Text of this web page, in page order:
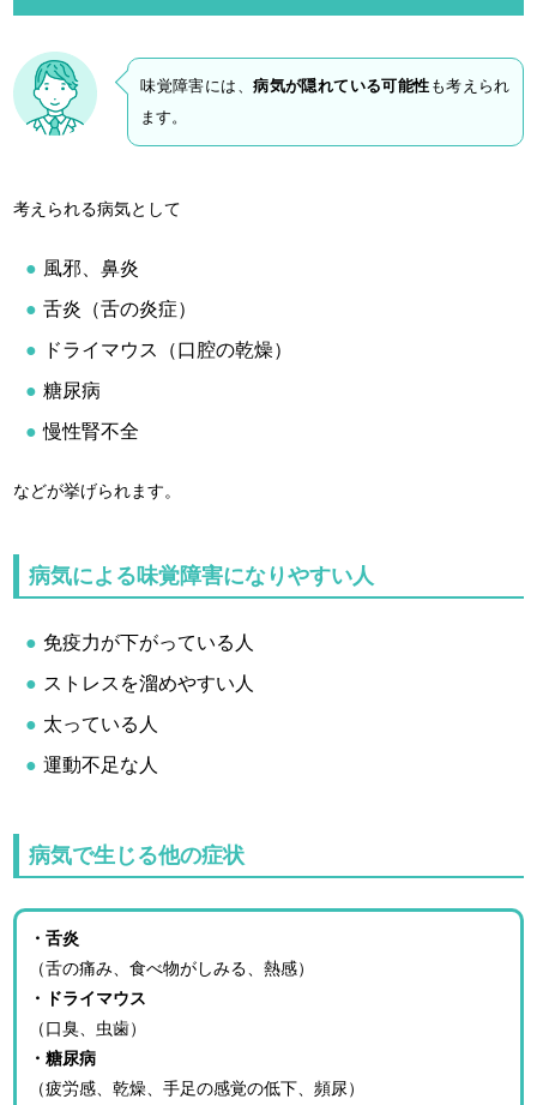
味覚障害には、病気が隠れている可能性 も考えられ
ます。
考えられる病気として
風邪、鼻炎
舌炎（舌の炎症）
ドライマウス（口腔の乾燥）
糖尿病
慢性腎不全
などが挙げられます。
病気による味覚障害になりやすい人
免疫力が下がっている人
ストレスを溜めやすい人
太っている人
運動不足な人
病気で生じる他の症状
・舌炎
（舌の痛み、食べ物がしみる、熱感）
・ドライマウス
（口臭、虫歯）
・糖尿病
（疲労感、乾燥、手足の感覚の低下、頻尿）